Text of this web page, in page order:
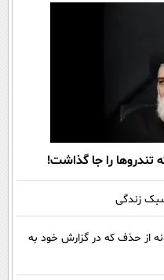
تندروها را جا گذاشت!
زندگی
از حذف که در گزارش خود به